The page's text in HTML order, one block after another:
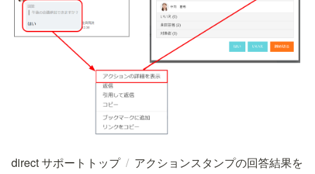
direct サポートトップ / アクションスタンプの回答結果を